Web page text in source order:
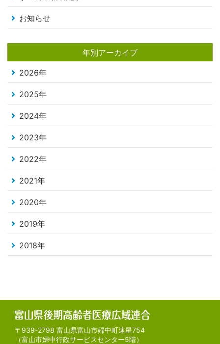
お知らせ
年別アーカイブ
2026年
2025年
2024年
2023年
2022年
2021年
2020年
2019年
2018年
〒939-2798 富山県富山市婦中町速星754
（富山市婦中行政サービスセンター5階）